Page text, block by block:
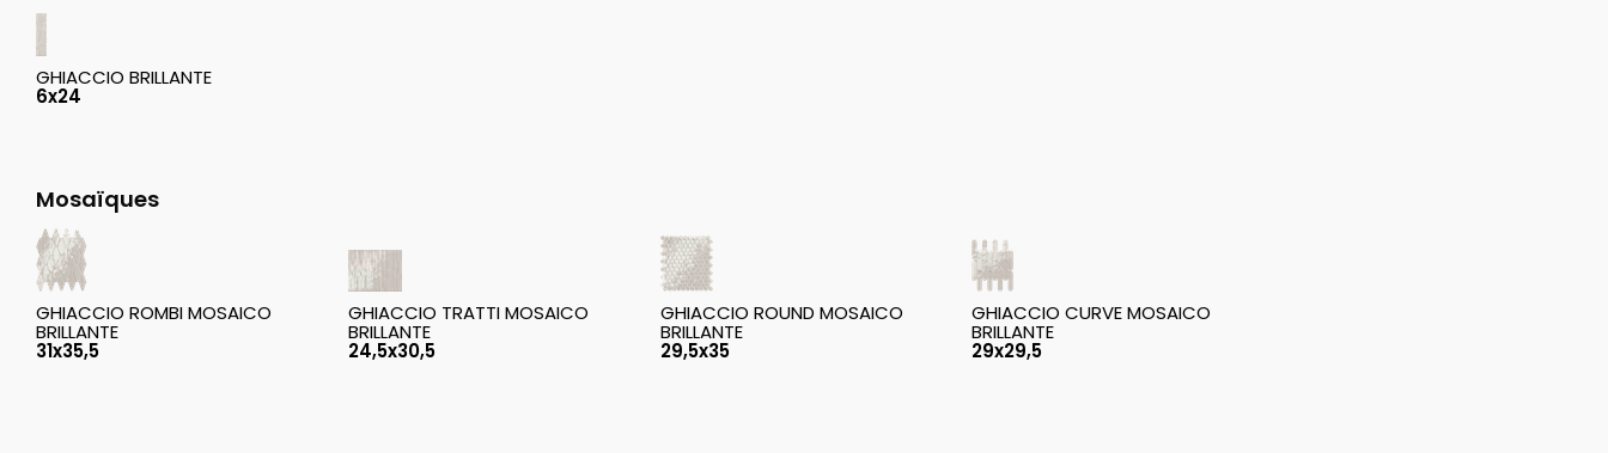
GHIACCIO BRILLANTE
6x24
Mosaïques
GHIACCIO ROMBI MOSAICO
BRILLANTE
31x35,5
GHIACCIO TRATTI MOSAICO
BRILLANTE
24,5x30,5
GHIACCIO ROUND MOSAICO
BRILLANTE
29,5x35
GHIACCIO CURVE MOSAICO
BRILLANTE
29x29,5